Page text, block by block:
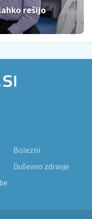
rešijo
Bolezni
Duševno zdravje